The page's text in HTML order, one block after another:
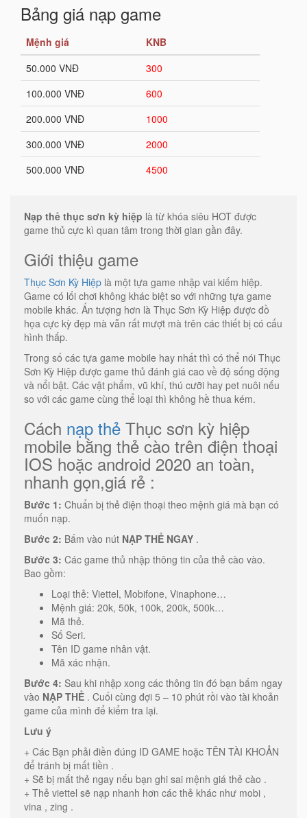
Bảng giá nạp game
Mệnh giá
KNB
50.000 VNĐ
300
100.000 VNĐ
600
200.000 VNĐ
1000
300.000 VNĐ
2000
500.000 VNĐ
4500
Nạp thẻ thục sơn kỳ hiệp là từ khóa siêu HOT được
game thủ cực kì quan tâm trong thời gian gần đây.
Giới thiệu game
Thục Sơn Kỳ Hiệp là một tựa game nhập vai kiếm hiệp.
Game có lối chơi không khác biệt so với những tựa game
mobile khác. Ấn tượng hơn là Thục Sơn Kỳ Hiệp được đồ
họa cực kỳ đẹp mà vẫn rất mượt mà trên các thiết bị có cấu
hình thấp.
Trong số các tựa game mobile hay nhất thì có thể nói Thục
Sơn Kỳ Hiệp được game thủ đánh giá cao về độ sống động
và nổi bật. Các vật phẩm, vũ khí, thú cưỡi hay pet nuôi nếu
so với các game cùng thể loại thì không hề thua kém.
Cách nạp thẻ Thục sơn kỳ hiệp
mobile bằng thẻ cào trên điện thoại
IOS hoặc android 2020 an toàn,
nhanh gọn,giá rẻ :
Bước 1: Chuẩn bị thẻ điện thoại theo mệnh giá mà bạn có
muốn nạp.
Bước 2: Bấm vào nút NẠP THẺ NGAY .
Bước 3: Các game thủ nhập thông tin của thẻ cào vào.
Bao gồm:
Loại thẻ: Viettel, Mobifone, Vinaphone…
Mệnh giá: 20k, 50k, 100k, 200k, 500k…
Mã thẻ.
Số Seri.
Tên ID game nhân vật.
Mã xác nhận.
Bước 4: Sau khi nhập xong các thông tin đó bạn bấm ngay
vào NẠP THẺ . Cuối cùng đợi 5 – 10 phút rồi vào tài khoản
game của mình để kiểm tra lại.
Lưu ý
+ Các Bạn phải điền đúng ID GAME hoặc TÊN TÀI KHOẢN
để tránh bị mất tiền .
+ Sẽ bị mất thẻ ngay nếu bạn ghi sai mệnh giá thẻ cào .
+ Thẻ viettel sẽ nạp nhanh hơn các thẻ khác như mobi ,
vina , zing .